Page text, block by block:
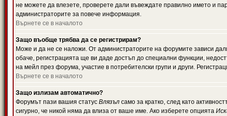
не можете да влезете, проверете дали въвеждате правилно името и
администраторите за повече информация.
Върнете се в началото
Защо въобще трябва да се регистрирам?
Може и да не се наложи. От администраторите на форумите зависи
обаче, регистрацията ще ви даде достъп до специални функции,
на мейл през форума, участие в потребителски групи и други.
Върнете се в началото
Защо излизам автоматично?
Форумът пази вашия статус Влязъл само за кратко, след като
сигурно, че никой няма да влиза от ваше име. Ако изберете опцията